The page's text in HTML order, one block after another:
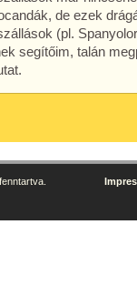
de ezek
(pl.
segítőim, talán